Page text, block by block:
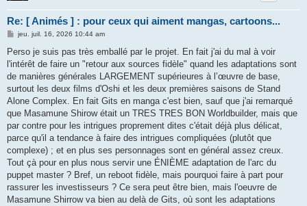
Re: [ Animés ] : pour ceux qui aiment mangas, cartoons...
M
s
a
g
jeu. juil. 16, 2026 10:44 am
Perso je suis pas très emballé par le projet. En fait j'ai du mal à voir
l'intérêt de faire un "retour aux sources fidèle" quand les adaptations sont
de manières générales LARGEMENT supérieures à l’œuvre de base,
surtout les deux films d'Oshi et les deux premières saisons de Stand
Alone Complex. En fait Gits en manga c'est bien, sauf que j'ai remarqué
que Masamune Shirow était un TRES TRES BON Worldbuilder, mais que
par contre pour les intrigues proprement dites c'était déjà plus délicat,
parce qu'il a tendance à faire des intrigues compliquées (plutôt que
complexe) ; et en plus ses personnages sont en général assez creux.
Tout çà pour en plus nous servir une ÉNIÈME adaptation de l'arc du
puppet master ? Bref, un reboot fidèle, mais pourquoi faire à part pour
rassurer les investisseurs ? Ce sera peut être bien, mais l'oeuvre de
Masamune Shirrow va bien au delà de Gits, où sont les adaptations